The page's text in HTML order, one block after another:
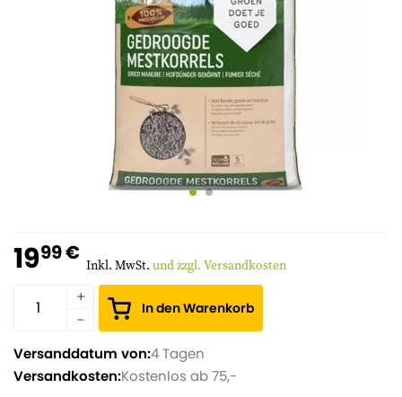
1999 € Inkl. MwSt. und zzgl. Versandkosten
In den Warenkorb
Versanddatum von:4 Tagen
Versandkosten:Kostenlos ab 75,-